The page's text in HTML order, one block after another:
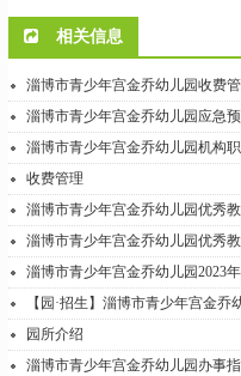
相关信息
淄博市青少年宫金乔幼儿园收费
淄博市青少年宫金乔幼儿园应急
淄博市青少年宫金乔幼儿园机构
收费管理
淄博市青少年宫金乔幼儿园优秀
淄博市青少年宫金乔幼儿园优秀
淄博市青少年宫金乔幼儿园2023
【园·招生】淄博市青少年宫金乔
园所介绍
淄博市青少年宫金乔幼儿园办事